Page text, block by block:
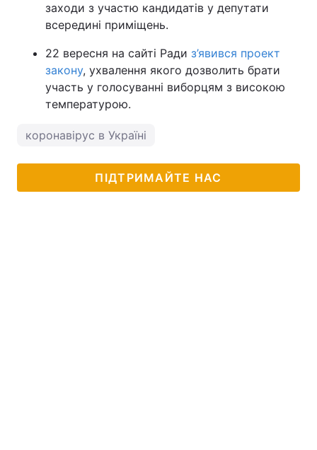
заходи з участю кандидатів у депутати
всередині приміщень.
22 вересня на сайті Ради з’явився проект
закону, ухвалення якого дозволить брати
участь у голосуванні виборцям з високою
температурою.
коронавірус в Україні
ПІДТРИМАЙТЕ НАС